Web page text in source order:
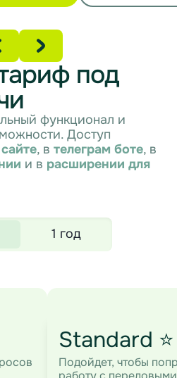
под
функционал и
Доступ
сайте, в телеграм боте, в
и в расширении для
1 год
Standard ⭐
Подойдет, чтобы